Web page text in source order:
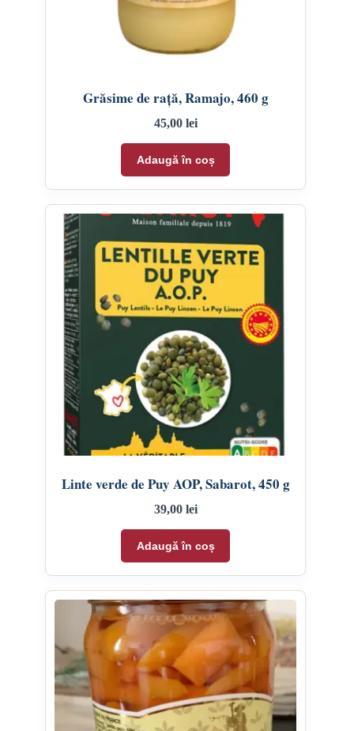
Grăsime de rață, Ramajo, 460 g
45,00 lei
Adaugă în coș
Linte verde de Puy AOP, Sabarot, 450 g
39,00 lei
Adaugă în coș